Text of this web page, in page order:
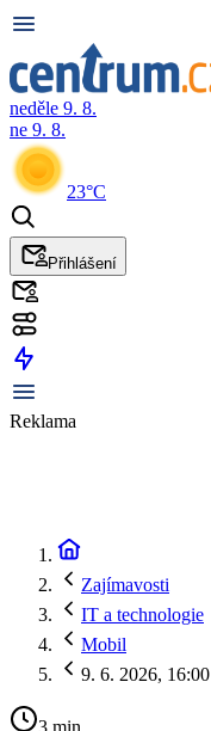
neděle 9. 8.
ne 9. 8.
23°C
Přihlášení
Reklama
Zajímavosti
IT a technologie
Mobil
9. 6. 2026, 16:00
3 min